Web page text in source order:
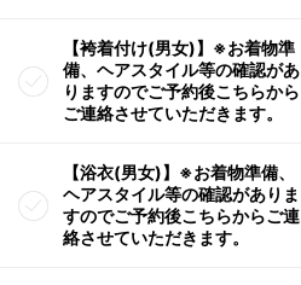
【袴着付け(男女)】※お着物準
備、ヘアスタイル等の確認があ
りますのでご予約後こちらから
ご連絡させていただきます。
【浴衣(男女)】※お着物準備、
ヘアスタイル等の確認がありま
すのでご予約後こちらからご連
絡させていただきます。